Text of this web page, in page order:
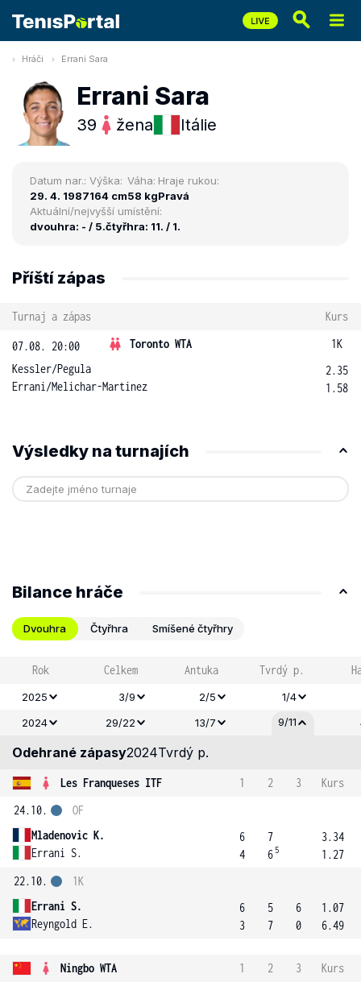
Hráči Errani Sara
Errani Sara
39 žena Itálie
Datum nar.:
29. 4. 1987
Výška:
164 cm
Váha:
58 kg
Hraje rukou:
Pravá
Aktuální/nejvyšší umístění:
dvouhra: - / 5.čtyřhra: 11. / 1.
Příští zápas
Turnaj a zápas Kurs
07.08. 20:00 Toronto WTA
1K
Kessler/Pegula
Errani/Melichar-Martinez
2.35
1.58
Výsledky na turnajích
Bilance hráče
Dvouhra Čtyřhra Smíšené čtyřhry
Rok Celkem Antuka Tvrdý p.
2025 3/9 2/5
1/4
2024
29/22 13/7 9/11
Odehrané zápasy2024Tvrdý p.
Les Franqueses ITF 1 2 3
Kurs
24.10.
Mladenovic K.
Errani S.
OF
6
4
7
6 5
3.34
1.27
22.10.
Errani S.
Reyngold E.
1K
6
3
5
7
6
0
1.07
6.49
Ningbo WTA 1 2 3
Kurs